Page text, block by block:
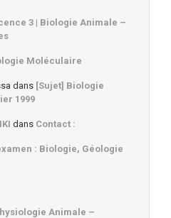
3 | Biologie Animale –
Moléculaire
dans [Sujet] Biologie
1999
dans Contact :
: Biologie, Géologie
Animale –